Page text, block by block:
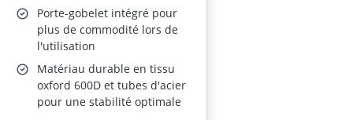
Porte-gobelet intégré pour
plus de commodité lors de
l'utilisation
Matériau durable en tissu
oxford 600D et tubes d'acier
pour une stabilité optimale